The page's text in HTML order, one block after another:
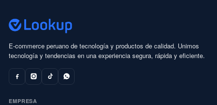
E-commerce peruano de tecnología y productos de calidad. Unimos
tecnología y tendencias en una experiencia segura, rápida y eficiente.
EMPRESA